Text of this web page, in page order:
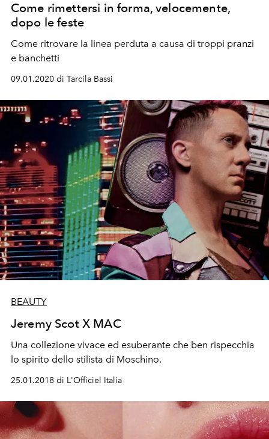
Come rimettersi in forma, velocemente,
dopo le feste
Come ritrovare la linea perduta a causa di troppi pranzi
e banchetti
09.01.2020 di Tarcila Bassi
BEAUTY
Jeremy Scot X MAC
Una collezione vivace ed esuberante che ben rispecchia
lo spirito dello stilista di Moschino.
25.01.2018 di L'Officiel Italia